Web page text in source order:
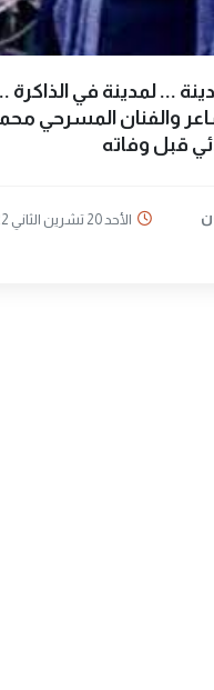
... لمدينة في الذاكرة
والفنان المسرحي
قبل وفاته
الأحد 20 تشرين الثاني 2022